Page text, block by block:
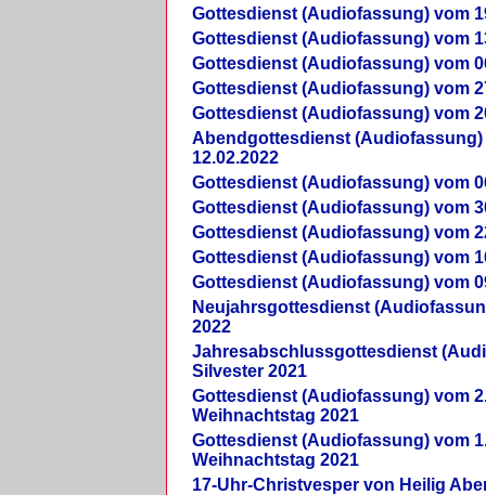
Gottesdienst (Audiofassung) vom
Gottesdienst (Audiofassung) vom
Gottesdienst (Audiofassung) vom
Gottesdienst (Audiofassung) vom
Gottesdienst (Audiofassung) vom
Abendgottesdienst (Audiofassung)
12.02.2022
Gottesdienst (Audiofassung) vom
Gottesdienst (Audiofassung) vom
Gottesdienst (Audiofassung) vom
Gottesdienst (Audiofassung) vom
Gottesdienst (Audiofassung) vom
Neujahrsgottesdienst
2022
Jahresabschlussgottesdienst
Silvester 2021
Gottesdienst (Audiofassung) vom
Weihnachtstag 2021
Gottesdienst (Audiofassung) vom
Weihnachtstag 2021
17-Uhr-Christvesper von Heilig